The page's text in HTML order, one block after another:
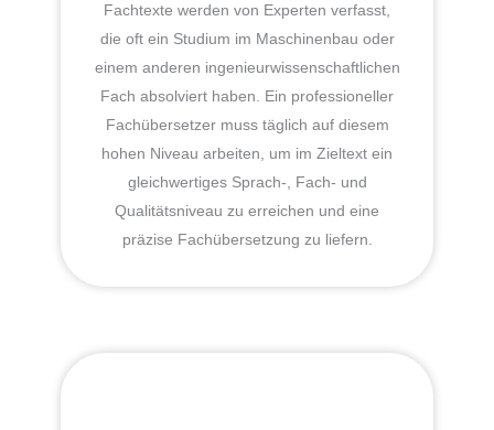
Fachtexte werden von Experten verfasst,
die oft ein Studium im Maschinenbau oder
einem anderen ingenieurwissenschaftlichen
Fach absolviert haben. Ein professioneller
Fachübersetzer muss täglich auf diesem
hohen Niveau arbeiten, um im Zieltext ein
gleichwertiges Sprach-, Fach- und
Qualitätsniveau zu erreichen und eine
präzise Fachübersetzung zu liefern.